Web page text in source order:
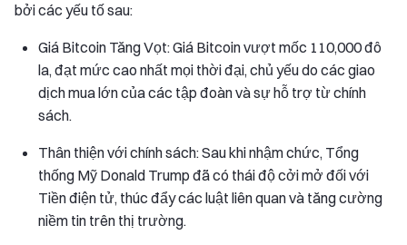
bởi các yếu tố sau:
Giá Bitcoin Tăng Vọt: Giá Bitcoin vượt mốc 110,000 đô
la, đạt mức cao nhất mọi thời đại, chủ yếu do các giao
dịch mua lớn của các tập đoàn và sự hỗ trợ từ chính
sách.
Thân thiện với chính sách: Sau khi nhậm chức, Tổng
thống Mỹ Donald Trump đã có thái độ cởi mở đối với
Tiền điện tử, thúc đẩy các luật liên quan và tăng cường
niềm tin trên thị trường.